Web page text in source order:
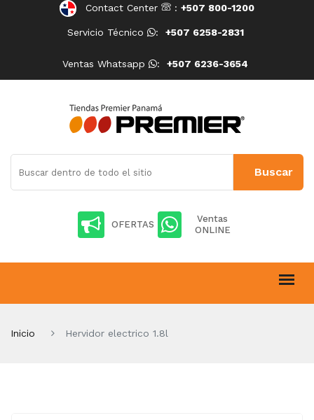
Contact Center : +507 800-1200
Servicio Técnico : +507 6258-2831
Ventas Whatsapp : +507 6236-3654
OFERTAS
Ventas
ONLINE
Inicio Hervidor electrico 1.8l